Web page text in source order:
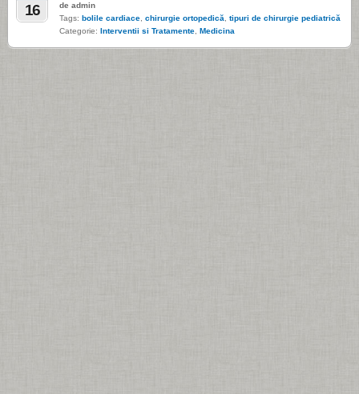
16
de admin
Tags: bolile cardiace chirurgie ortopedică
tipuri de chirurgie pediatrică
Categorie: Interventii si Tratamente Medicina